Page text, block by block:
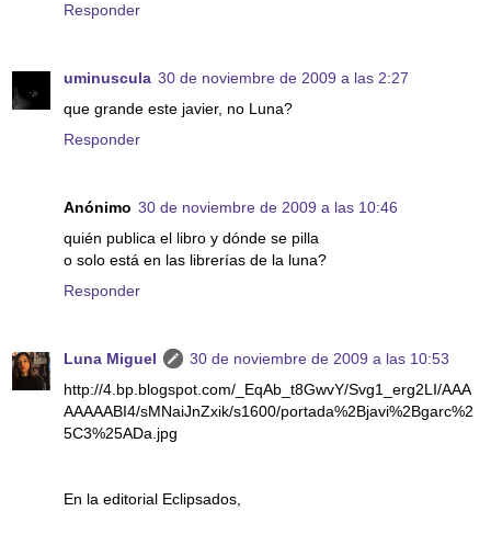
Responder
uminuscula 30 de noviembre de 2009 a las 2:27
que grande este javier, no Luna?
Responder
Anónimo 30 de noviembre de 2009 a las 10:46
quién publica el libro y dónde se pilla
o solo está en las librerías de la luna?
Responder
Luna Miguel
30 de noviembre de 2009 a las 10:53
http://4.bp.blogspot.com/_EqAb_t8GwvY/Svg1_erg2LI/AAA
AAAAABI4/sMNaiJnZxik/s1600/portada%2Bjavi%2Bgarc%2
5C3%25ADa.jpg
En la editorial Eclipsados,